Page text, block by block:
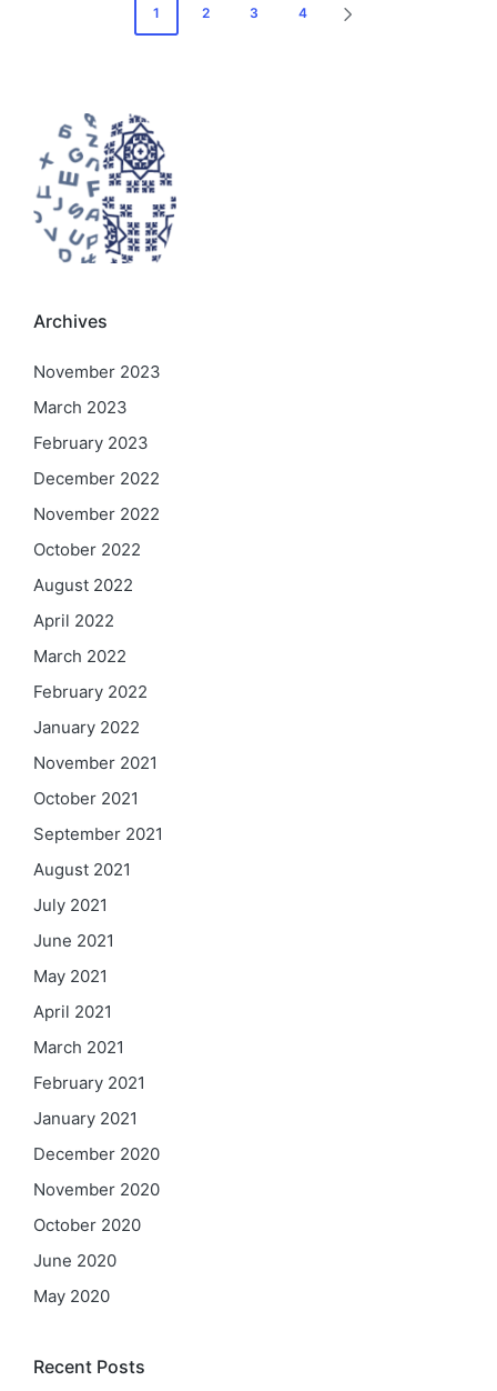
1 2 3 4
Archives
November 2023
March 2023
February 2023
December 2022
November 2022
October 2022
August 2022
April 2022
March 2022
February 2022
January 2022
November 2021
October 2021
September 2021
August 2021
July 2021
June 2021
May 2021
April 2021
March 2021
February 2021
January 2021
December 2020
November 2020
October 2020
June 2020
May 2020
Recent Posts